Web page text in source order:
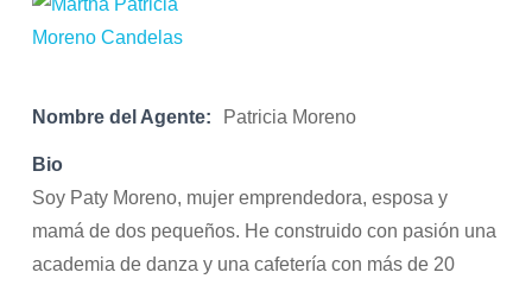
Nombre del Agente: Patricia Moreno
Bio
Soy Paty Moreno, mujer emprendedora, esposa y
mamá de dos pequeños. He construido con pasión una
academia de danza y una cafetería con más de 20